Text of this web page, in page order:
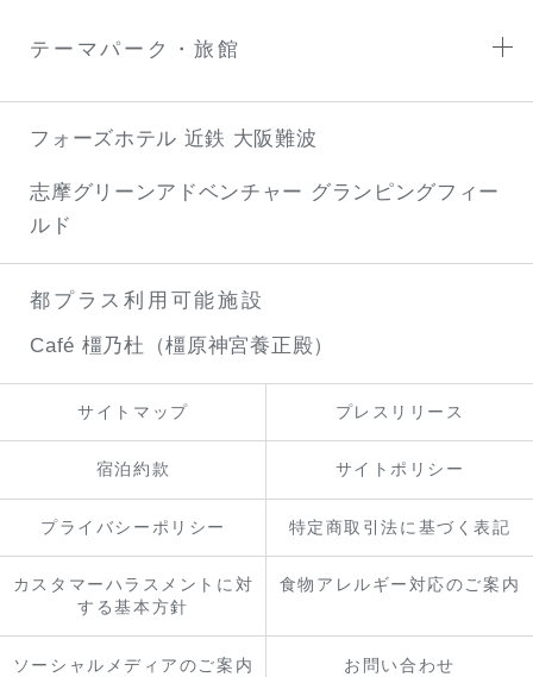
テーマパーク・旅館
フォーズホテル 近鉄 大阪難波
志摩グリーンアドベンチャー グランピングフィー
ルド
都プラス利用可能施設
Café 橿乃杜（橿原神宮養正殿）
サイトマップ プレスリリース
宿泊約款 サイトポリシー
プライバシーポリシー 特定商取引法に基づく表記
カスタマーハラスメントに対
する基本方針
食物アレルギー対応のご案内
ソーシャルメディアのご案内 お問い合わせ